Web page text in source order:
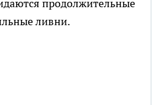
продолжительные
ливни.